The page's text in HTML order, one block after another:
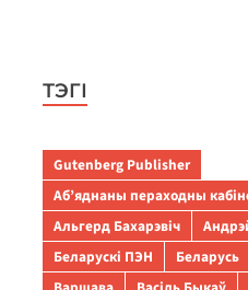
ТЭГІ
Gutenberg Publisher
Аб’яднаны пераходны
Альгерд Бахарэвіч
Беларускі ПЭН
Беларусь